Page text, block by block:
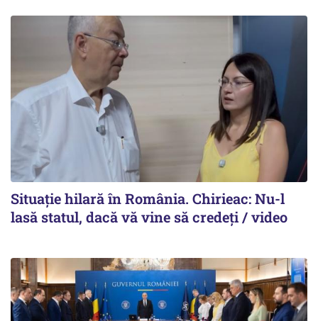
Situație hilară în România. Chirieac: Nu-l
lasă statul, dacă vă vine să credeți / video